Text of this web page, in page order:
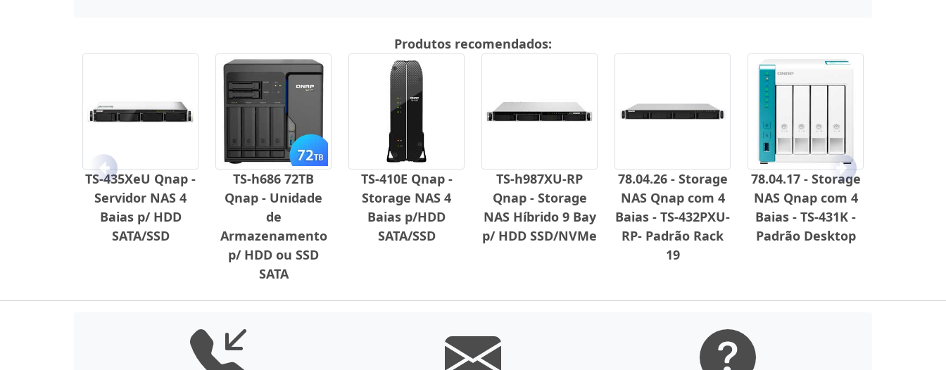
Produtos recomendados:
TS-435XeU Qnap -
Servidor NAS 4
Baias p/ HDD
SATA/SSD
TS-h686 72TB
Qnap - Unidade
de
Armazenamento
p/ HDD ou SSD
SATA
TS-410E Qnap -
Storage NAS 4
Baias p/HDD
SATA/SSD
TS-h987XU-RP
Qnap - Storage
NAS Híbrido 9 Bay
p/ HDD SSD/NVMe
78.04.26 - Storage
NAS Qnap com 4
Baias - TS-432PXU-
RP- Padrão Rack
19
78.04.17 - Storage
NAS Qnap com 4
Baias - TS-431K -
Padrão Desktop
Anterior Próximo